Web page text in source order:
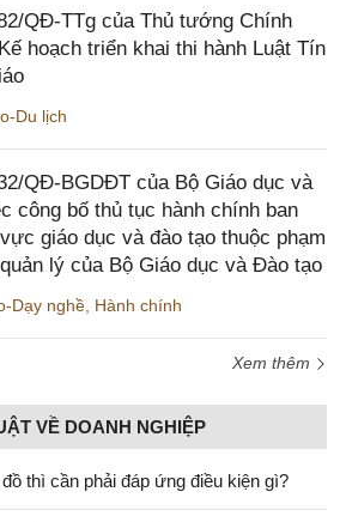
QĐ-TTg của Thủ tướng Chính
hoạch triển khai thi hành Luật Tín
Du lịch
QĐ-BGDĐT của Bộ Giáo dục và
công bố thủ tục hành chính ban
giáo dục và đào tạo thuộc phạm
lý của Bộ Giáo dục và Đào tạo
Dạy nghề Hành chính
Xem thêm
VỀ DOANH NGHIỆP
thì cần phải đáp ứng điều kiện gì?